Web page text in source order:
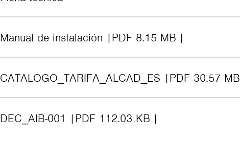
Manual de instalación PDF 8.15 MB
CATALOGO_TARIFA_ALCAD_ES PDF 30.57 MB
DEC_AIB-001 PDF 112.03 KB